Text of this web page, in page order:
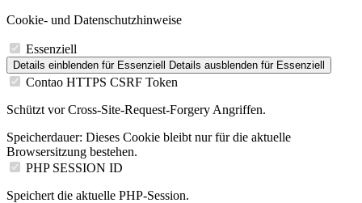
Cookie- und Datenschutzhinweise
Essenziell
Details einblenden für Essenziell Details ausblenden für Essenziell
Contao HTTPS CSRF Token
Schützt vor Cross-Site-Request-Forgery Angriffen.
Speicherdauer: Dieses Cookie bleibt nur für die aktuelle
Browsersitzung bestehen.
PHP SESSION ID
Speichert die aktuelle PHP-Session.